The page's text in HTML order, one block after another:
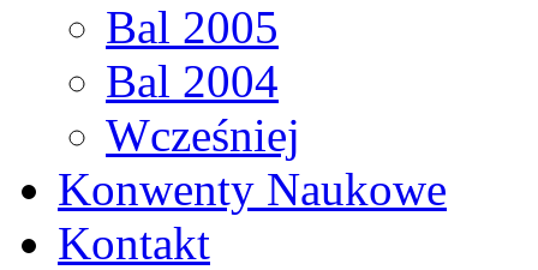
Bal 2005
Bal 2004
Wcześniej
Konwenty Naukowe
Kontakt